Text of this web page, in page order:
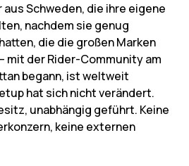
Schweden, die ihre eigene
nachdem sie genug
die die großen Marken
mit der Rider-Community am
begann, ist weltweit
hat sich nicht verändert.
unabhängig geführt. Keine
keine externen